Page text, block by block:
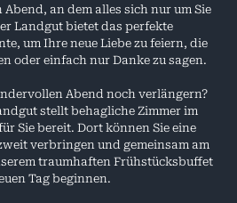
an dem alles sich nur um Sie
Landgut bietet das perfekte
um Ihre neue Liebe zu feiern, die
oder einfach nur Danke zu sagen.
Abend noch verlängern?
stellt behagliche Zimmer im
Sie bereit. Dort können Sie eine
verbringen und gemeinsam am
traumhaften Frühstücksbuffet
Tag beginnen.